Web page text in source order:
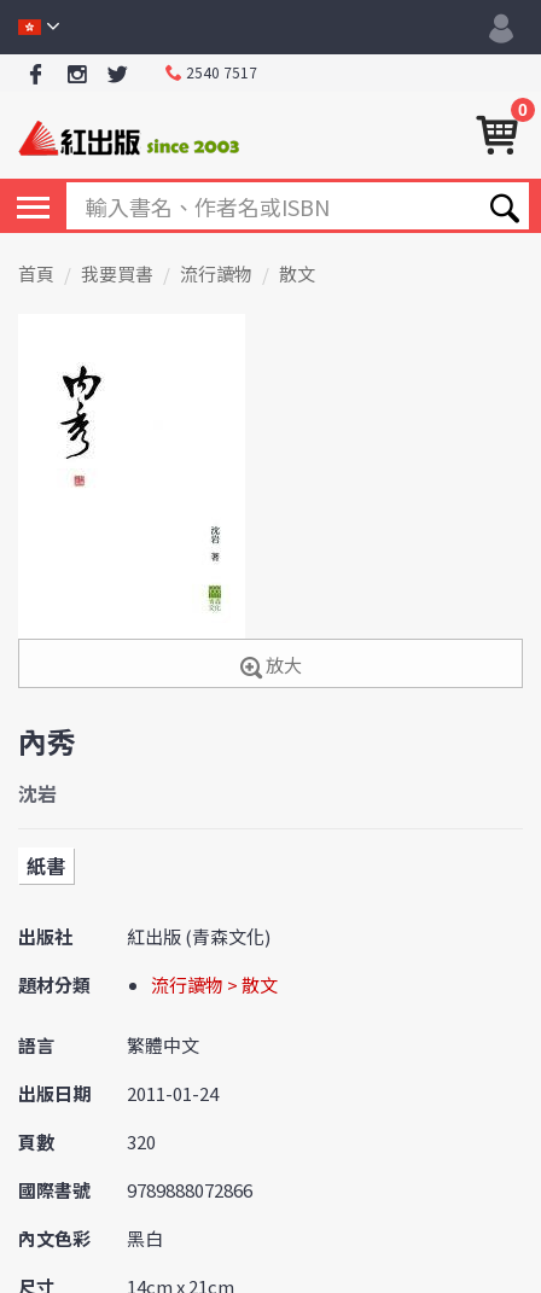
2540 7517
0
首頁 我要買書 流行讀物 散文
放大
內秀
沈岩
紙書
出版社
紅出版 (青森文化)
題材分類
流行讀物 > 散文
語言
繁體中文
出版日期
2011-01-24
頁數
320
國際書號
9789888072866
內文色彩
黑白
尺寸
14cm x 21cm